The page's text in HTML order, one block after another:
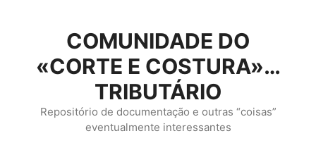
conteúdo
COMUNIDADE DO
«CORTE E COSTURA»…
TRIBUTÁRIO
Repositório de documentação e outras “coisas”
eventualmente interessantes